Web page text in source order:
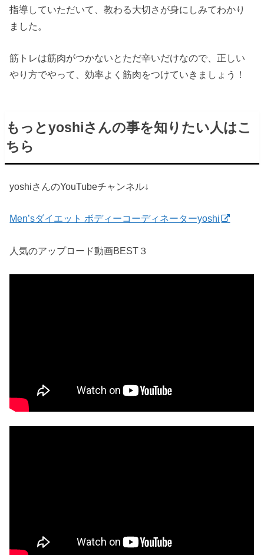
指導していただいて、教わる大切さが身にしみてわかり
ました。
筋トレは筋肉がつかないとただ辛いだけなので、正しい
やり方でやって、効率よく筋肉をつけていきましょう！
もっとyoshiさんの事を知りたい人はこ
ちら
yoshiさんのYouTubeチャンネル↓
Men’sダイエット ボディーコーディネーターyoshi
人気のアップロード動画BEST３